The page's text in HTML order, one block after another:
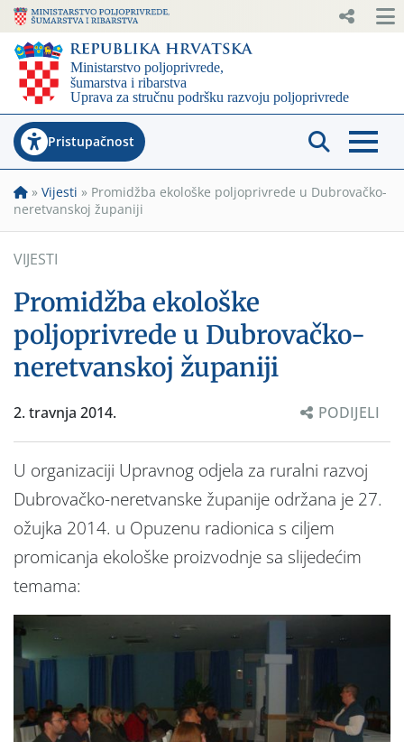
Pristupačnost
» Vijesti » Promidžba ekološke poljoprivrede u Dubrovačko-
neretvanskoj županiji
VIJESTI
Promidžba ekološke
poljoprivrede u Dubrovačko-
neretvanskoj županiji
2. travnja 2014. PODIJELI
U organizaciji Upravnog odjela za ruralni razvoj
Dubrovačko-neretvanske županije održana je 27.
ožujka 2014. u Opuzenu radionica s ciljem
promicanja ekološke proizvodnje sa slijedećim
temama: